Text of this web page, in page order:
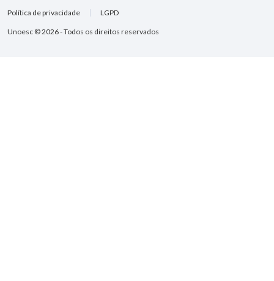
Unoesc © 2026 - Todos os direitos reservados
Política de privacidade LGPD